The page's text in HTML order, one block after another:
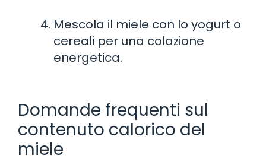
Mescola il miele con lo yogurt o
cereali per una colazione
energetica.
Domande frequenti sul
contenuto calorico del
miele